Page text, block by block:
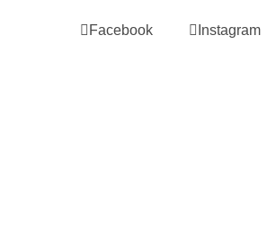
Facebook Instagram